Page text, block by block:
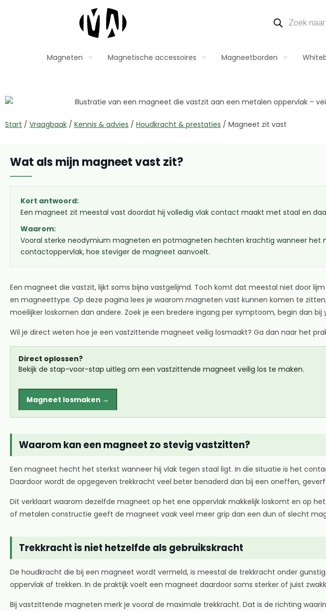
Magneten Magnetische accessoires Magneetborden
Start / Vraagbaak / Kennis & advies / Houdkracht & prestaties / Magneet zit vast
Wat als mijn magneet vast zit?
Kort antwoord:
Een magneet zit meestal vast doordat hij volledig vlak contact maakt met staal en
Waarom:
Vooral sterke neodymium magneten en potmagneten hechten krachtig wanneer het
contactoppervlak, hoe steviger de magneet aanvoelt.
Een magneet die vastzit, lijkt soms bijna vastgelijmd. Toch komt dat meestal niet door
en magneettype. Op deze pagina lees je waarom magneten vast kunnen komen te
moeilijker loskomen dan andere. Zoek je een bredere ingang per symptoom, begin dan bij
Wil je direct weten hoe je een vastzittende magneet veilig losmaakt? Ga dan naar het
Direct oplossen?
Bekijk de stap-voor-stap uitleg om een vastzittende magneet veilig los te maken.
Magneet losmaken →
Waarom kan een magneet zo stevig vastzitten?
Een magneet hecht het sterkst wanneer hij vlak tegen staal ligt. In die situatie is het
Daardoor wordt de opgegeven trekkracht veel beter benaderd dan bij een oneffen,
Dit verklaart waarom dezelfde magneet op het ene oppervlak makkelijk loskomt en op
of metalen constructie geeft de magneet vaak veel meer grip dan een dun of slecht
Trekkracht is niet hetzelfde als gebruikskracht
De houdkracht die bij een magneet wordt vermeld, is meestal de trekkracht onder
oppervlak af trekken. In de praktijk voelt een magneet daardoor soms sterker of juist
Bij vastzittende magneten merk je vooral de maximale trekkracht. Dat is de richting